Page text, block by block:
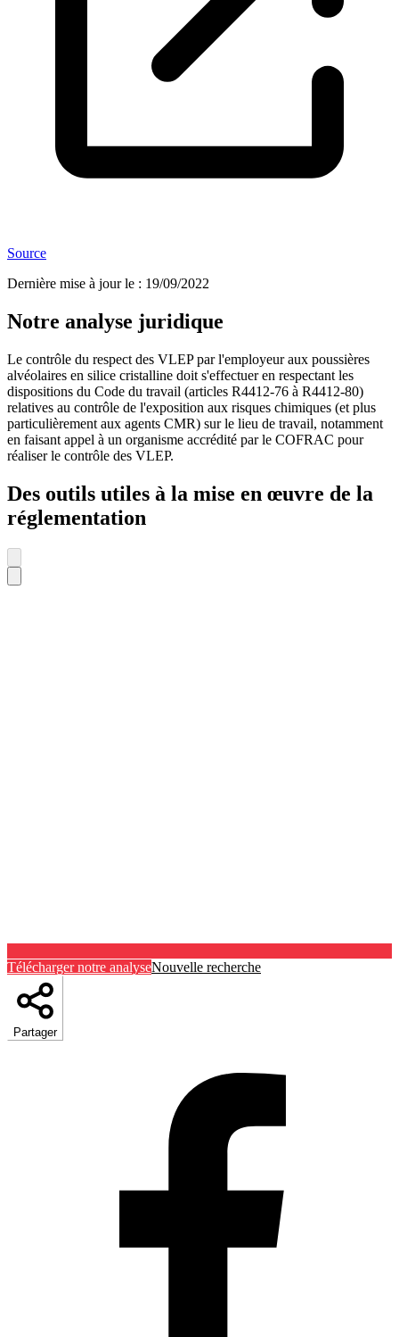
Source
Dernière mise à jour le : 19/09/2022
Notre analyse juridique
Le contrôle du respect des VLEP par l'employeur aux poussières
alvéolaires en silice cristalline doit s'effectuer en respectant les
dispositions du Code du travail (articles R4412-76 à R4412-80)
relatives au contrôle de l'exposition aux risques chimiques (et plus
particulièrement aux agents CMR) sur le lieu de travail, notamment
en faisant appel à un organisme accrédité par le COFRAC pour
réaliser le contrôle des VLEP.
Des outils utiles à la mise en œuvre de la
réglementation
Télécharger notre analyseNouvelle recherche
Partager